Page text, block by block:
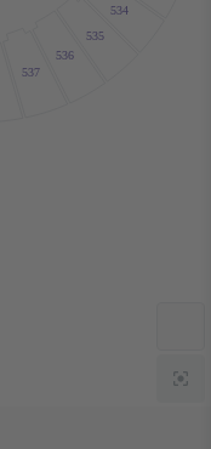
534
535
536
537